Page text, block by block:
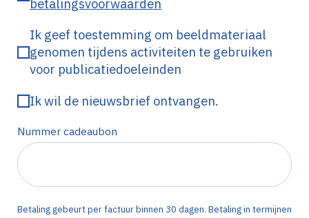
Ik geef toestemming om beeldmateriaal
genomen tijdens activiteiten te gebruiken
voor publicatiedoeleinden
Ik wil de nieuwsbrief ontvangen.
Nummer cadeaubon
Betaling gebeurt per factuur binnen 30 dagen. Betaling in termijnen